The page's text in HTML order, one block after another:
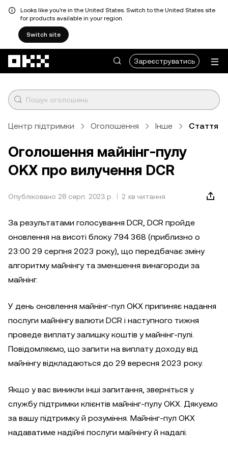
Looks like you're in the United States. Switch to the United States site
for products available in your region.
Switch site
Зареєструватись
Центр підтримки Оголошення Інше Стаття
Оголошення майнінг-пулу
OKX про вилучення DCR
Опубліковано 28 серп. 2023 р. 2 хв читання
За результатами голосування DCR, DCR пройде
оновлення на висоті блоку 794 368 (приблизно о
23:00 29 серпня 2023 року), що передбачає зміну
алгоритму майнінгу та зменшення винагороди за
майнінг.
У день оновлення майнінг-пул OKX припиняє надання
послуги майнінгу валюти DCR і наступного тижня
проведе виплату залишку коштів у майнінг-пулі.
Повідомляємо, що запити на виплату доходу від
майнінгу відкладаються до 29 вересня 2023 року.
Якщо у вас виникли інші запитання, зверніться у
службу підтримки клієнтів майнінг-пулу OKX. Дякуємо
за вашу підтримку й розуміння. Майнінг-пул OKX
надаватиме надійні послуги майнінгу й надалі.